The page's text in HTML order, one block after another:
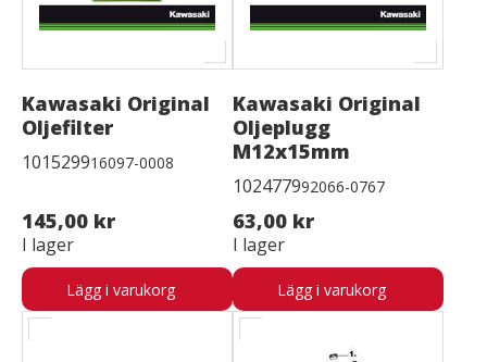
Kawasaki Original
Oljefilter
101529916097-0008
145,00 kr
I lager
Lägg i varukorg
Kawasaki Original
Oljeplugg
M12x15mm
102477992066-0767
63,00 kr
I lager
Lägg i varukorg